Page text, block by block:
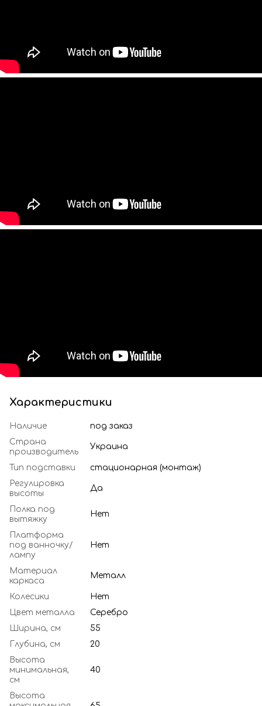
Характеристики
Наличие
под заказ
Страна
производитель
Украина
Тип подставки
стационарная (монтаж)
Регулировка
высоты
Да
Полка под
вытяжку
Нет
Платформа
под ванночку/
лампу
Нет
Материал
каркаса
Металл
Колесики
Нет
Цвет металла
Серебро
Ширина, см
55
Глубина, см
20
Высота
минимальная,
см
40
Высота